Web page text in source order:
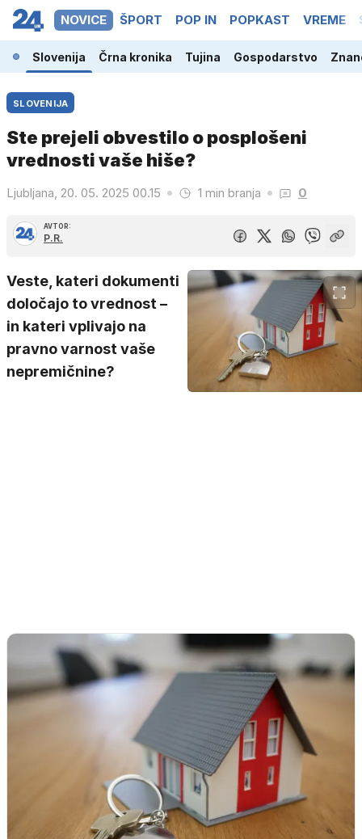
NOVICE ŠPORT POP IN POPKAST VREME
Slovenija Črna kronika Tujina Gospodarstvo
SLOVENIJA
Ste prejeli obvestilo o posplošeni
vrednosti vaše hiše?
Ljubljana, 20. 05. 2025 00.15 1 min branja 0
AVTOR:
P.R.
Veste, kateri dokumenti
določajo to vrednost –
in kateri vplivajo na
pravno varnost vaše
nepremičnine?